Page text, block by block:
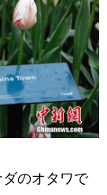
ダのオタワで